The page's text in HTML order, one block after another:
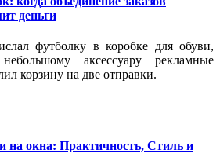
деньги
футболку в коробке для обуви,
аксессуару рекламные
корзину на две отправки.
окна: Практичность, Стиль и